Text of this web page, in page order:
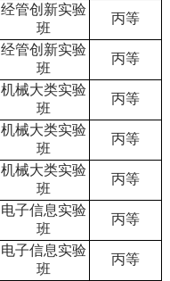
经管创新实验
班
丙等
经管创新实验
班
丙等
机械大类实验
班
丙等
机械大类实验
班
丙等
机械大类实验
班
丙等
电子信息实验
班
丙等
电子信息实验
班
丙等